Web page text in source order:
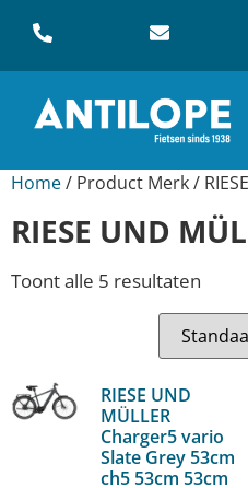
Home/ Product Merk /
RIESE UND
Toont alle 5 resultaten
RIESE UND
MÜLLER
Charger5 vario
Slate Grey 53cm
ch5 53cm 53cm